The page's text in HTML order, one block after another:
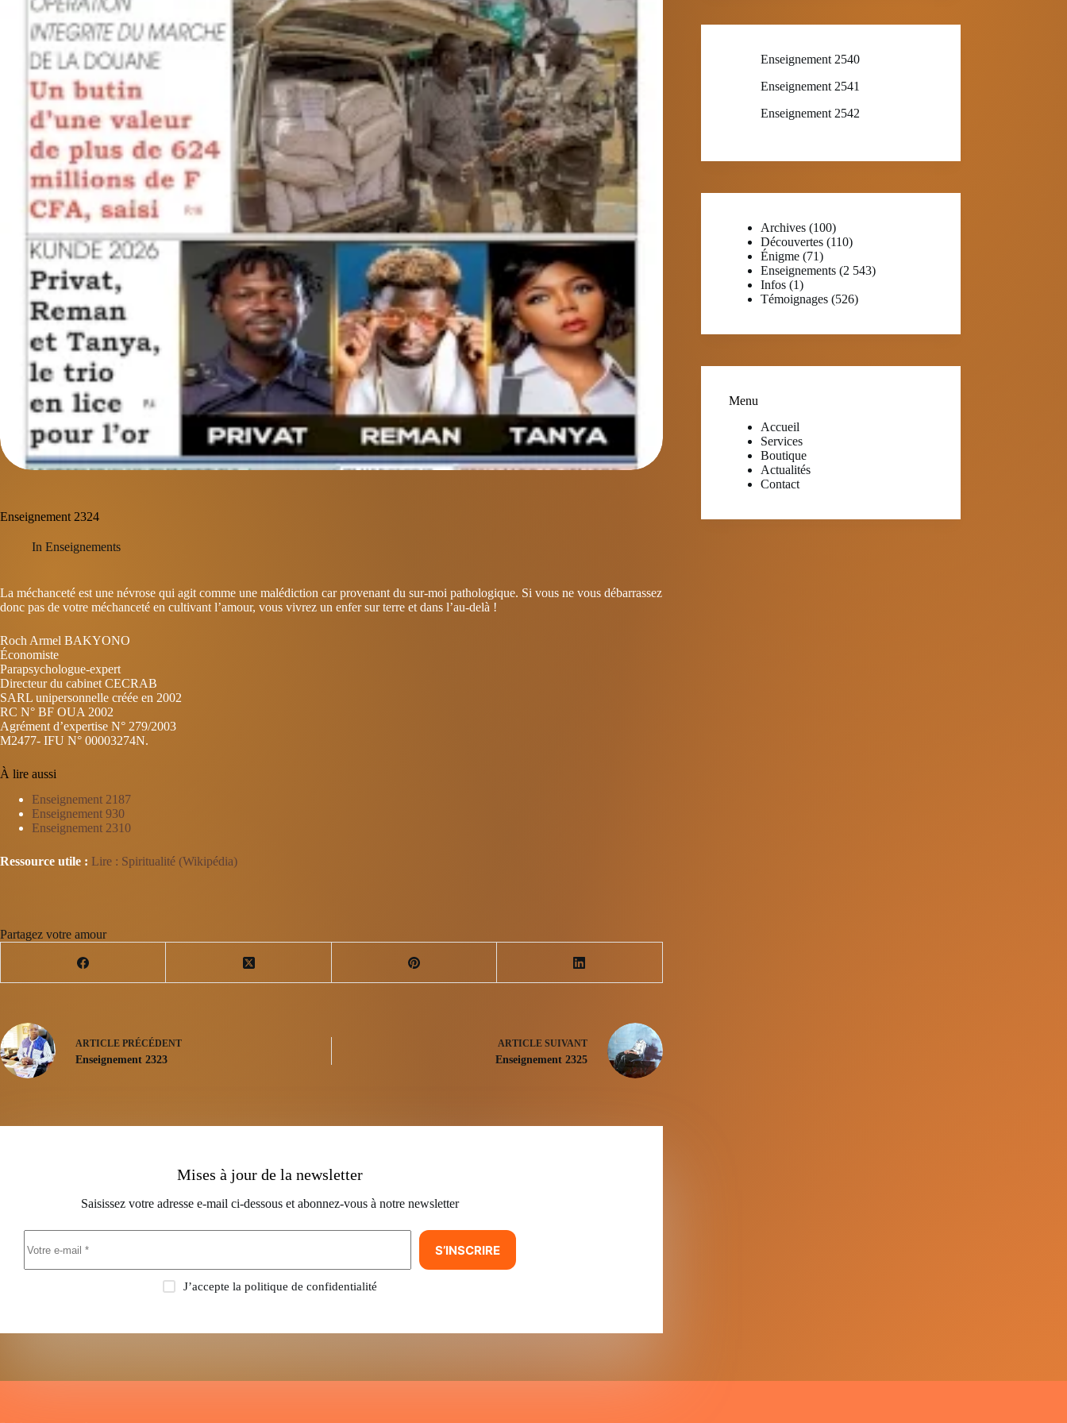
Enseignement 2324
In Enseignements
La méchanceté est une névrose qui agit comme une malédiction car provenant du sur-moi pathologique. Si vous ne vous débarrassez
donc pas de votre méchanceté en cultivant l’amour, vous vivrez un enfer sur terre et dans l’au-delà !
Roch Armel BAKYONO
Économiste
Parapsychologue-expert
Directeur du cabinet CECRAB
SARL unipersonnelle créée en 2002
RC N° BF OUA 2002
Agrément d’expertise N° 279/2003
M2477- IFU N° 00003274N.
À lire aussi
Enseignement 2187
Enseignement 930
Enseignement 2310
Ressource utile : Lire : Spiritualité (Wikipédia)
Partagez votre amour
ARTICLE PRÉCÉDENT
Enseignement 2323
ARTICLESUIVANT
Enseignement 2325
Mises à jour de la newsletter
Saisissez votre adresse e-mail ci-dessous et abonnez-vous à notre newsletter
S’INSCRIRE
J’accepte la politique de confidentialité
Enseignement 2540
Enseignement 2541
Enseignement 2542
Archives (100)
Découvertes (110)
Énigme (71)
Enseignements (2 543)
Infos (1)
Témoignages (526)
Menu
Accueil
Services
Boutique
Actualités
Contact